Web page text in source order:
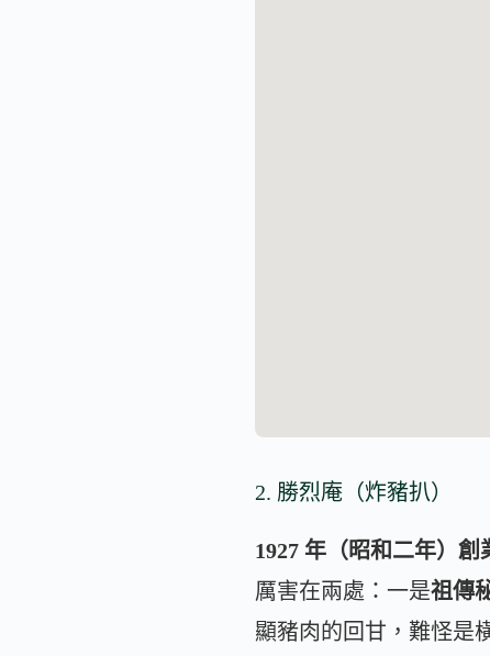
2. 勝烈庵（炸豬扒）
1927 年（昭和二年）創
厲害在兩處：一是祖傳
顯豬肉的回甘，難怪是